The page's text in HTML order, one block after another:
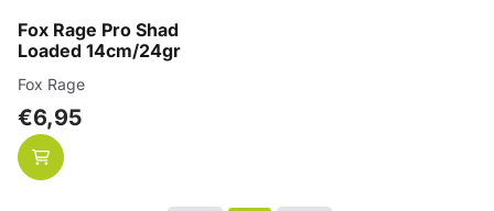
Fox Rage Pro Shad
Loaded 14cm/24gr
Merk:
Fox Rage
Prijs: 6,95
€6,95